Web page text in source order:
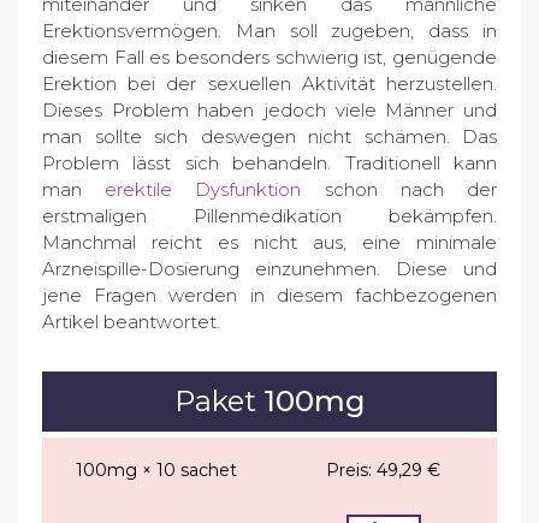
Erektionsvermögen. Man soll zugeben, dass in
diesem Fall es besonders schwierig ist, genügende
Erektion bei der sexuellen Aktivität herzustellen.
Dieses Problem haben jedoch viele Männer und
man sollte sich deswegen nicht schämen. Das
Problem lässt sich behandeln. Traditionell kann
man erektile Dysfunktion schon nach der
erstmaligen Pillenmedikation bekämpfen.
Manchmal reicht es nicht aus, eine minimale
Arzneispille-Dosierung einzunehmen. Diese und
jene Fragen werden in diesem fachbezogenen
Artikel beantwortet.
Paket100mg
100mg × 10 sachet Preis: 49,29 €